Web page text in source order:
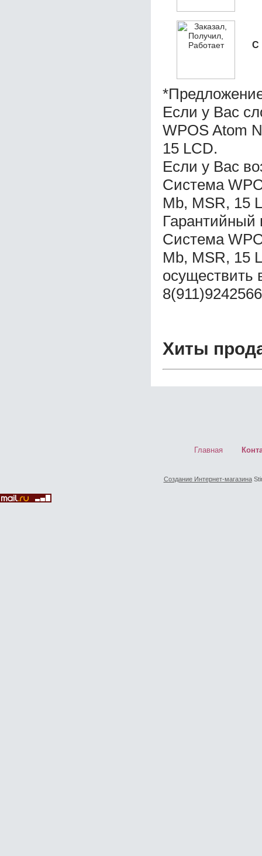
С
Если у Вас
WPOS Atom
15 LCD.
Если у Вас
Система
Mb, MSR, 15
Гарантийный
Система
Mb, MSR, 15
осуществить
Хиты
Главная
Создание Интернет-магазина